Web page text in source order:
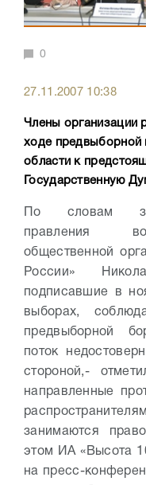
0
27.11.2007 10:38
Члены организации
ходе предвыборной
области к
Государственную
По словам
правления
общественной
России»
подписавшие в
выборах,
предвыборной
поток
стороной,-
направленные
занимаются
этом ИА «Высота
на пресс-